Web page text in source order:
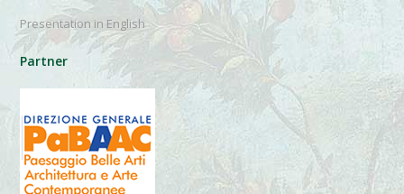
Presentation in English
Partner